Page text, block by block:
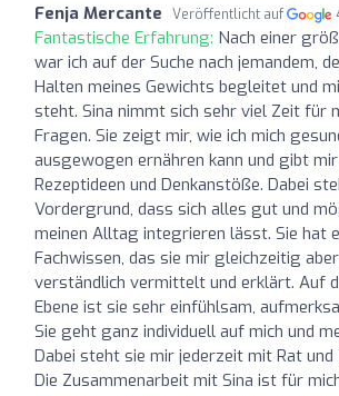
Fenja Mercante Veröffentlicht auf
Fantastische Erfahrung: Nach einer
war ich auf der Suche nach jemandem,
Halten meines Gewichts begleitet und
steht. Sina nimmt sich sehr viel Zeit für
Fragen. Sie zeigt mir, wie ich mich
ausgewogen ernähren kann und gibt
Rezeptideen und Denkanstöße. Dabei
Vordergrund, dass sich alles gut und
meinen Alltag integrieren lässt. Sie hat
Fachwissen, das sie mir gleichzeitig
verständlich vermittelt und erklärt. Auf
Ebene ist sie sehr einfühlsam,
Sie geht ganz individuell auf mich und
Dabei steht sie mir jederzeit mit Rat und
Die Zusammenarbeit mit Sina ist für